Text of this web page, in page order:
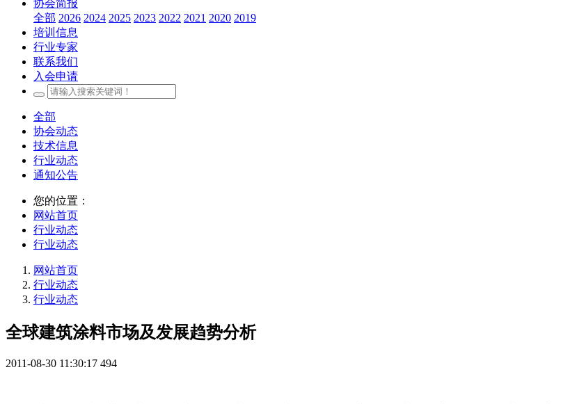
协会简报
全部 2026 2024 2025 2023 2022 2021 2020 2019
培训信息
行业专家
联系我们
入会申请
全部
协会动态
技术信息
行业动态
通知公告
您的位置：
网站首页
行业动态
行业动态
网站首页
行业动态
行业动态
全球建筑涂料市场及发展趋势分析
2011-08-30 11:30:17 494